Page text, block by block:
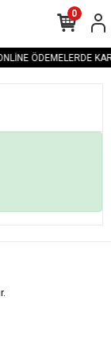
ÖDEMELERDE
0